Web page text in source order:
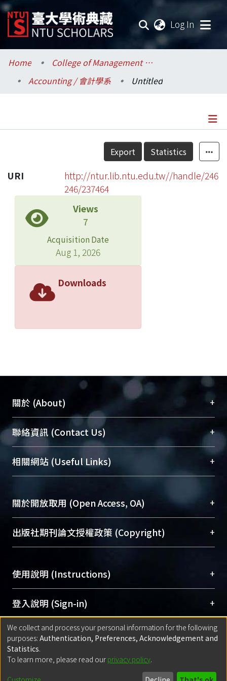
Log In
Communities & Collections
Research Outputs
Home
College of Management / 管理學院
Accounting / 會計學系
Untitled
Details
Export Statistics
URI
http://ntur.lib.ntu.edu.tw//handle/246
246/237464
Views
7
Acquisition Date
Aug 1, 2026
Downloads
關於 (About) +
臺大位居世界頂尖大學之列，為永久珍藏及向國際
展現本校豐碩的研究成果及學術能量，圖書館整合
機構典藏（NTUR）與學術庫（AH）不同功能平
台，成為臺大學術典藏NTU scholars。期能整合研
成果。
To permanently archive and promote researcher
profiles and scholarly works, Library integrates the
services of “NTU Repository” with “Academic
聯絡資訊 (Contact Us) +
總館學科館員(Main Library)
醫學圖書館學科館員(Medical Library)
Sciences Library)
相關網站 (Useful Links) +
關於開放取用 (Open Access, OA) +
開放取用是從使用者角度提升資訊取用性的社會運
動，應用在學術研究上是透過將研究著作公開供使
用逐年攀升。同時可加速研究發展、提升研究影響
Archive）平台。 （點選深入了解OA）
出版社期刊論文授權政策 (Copyright) +
含部分內容的版權非匯入者所有，或由第三方贊
助與合作完成，請確認該版權所有者及第三方同
意提供此授權。
Please represent that the submission is your
original work, and that you have the right to
grant the rights to upload.
若欲上傳已出版的全文電子檔，可使用
policy finder
網站查詢，以確認出版單位之版權
使用說明 (Instructions) +
網站簡介(Quickstart Guide)
使用手冊(Instruction Manual)
線上預約服務(Booking Service)
登入說明 (Sign-in) +
方案一：臺灣大學計算機中心帳號登入
(With C&INC Email Account)
方案二：ORCID帳號登入(With ORCID)
匯入著作 (Submission) +
方案一：定期更新ORCID者，以ID匯入
for identifier (ORCID))
Built withDSpace-CRIS software - Extension maintained and optimized
We collect and process your personal information for the following
purposes: Authentication, Preferences, Acknowledgement and
Statistics.
To learn more, please read our privacy policy.